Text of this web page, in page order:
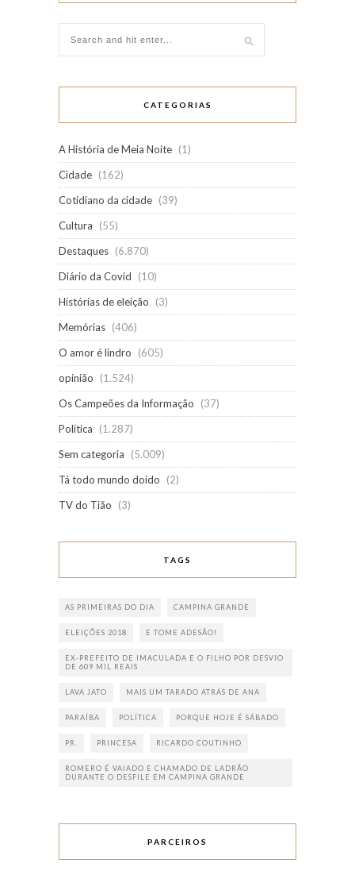
CATEGORIAS
A História de Meia Noite (1)
Cidade (162)
Cotidiano da cidade (39)
Cultura
(55)
Destaques (6.870)
Diário da Covid
(10)
Histórias de eleição
(3)
Memórias (406)
O amor é lindro
(605)
opinião
(1.524)
Os Campeões da Informação
(37)
Política
(1.287)
Sem categoria
(5.009)
Tá todo mundo doido
(2)
TV do Tião
(3)
TAGS
AS PRIMEIRAS DO DIA CAMPINA GRANDE
ELEIÇÕES 2018 E TOME ADESÃO!
EX-PREFEITO DE IMACULADA E O FILHO POR DESVIO
DE 609 MIL REAIS
LAVA JATO MAIS UM TARADO ATRÁS DE ANA
PARAÍBA POLÍTICA PORQUE HOJE É SÁBADO
PR. PRINCESA RICARDO COUTINHO
ROMERO É VAIADO E CHAMADO DE LADRÃO
DURANTE O DESFILE EM CAMPINA GRANDE
PARCEIROS